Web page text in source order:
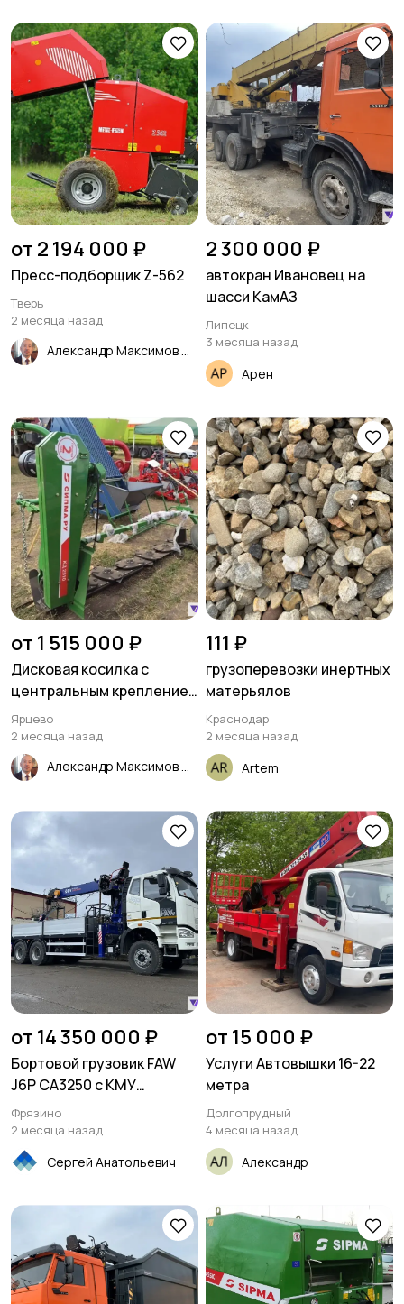
от 2 194 000 ₽
Пресс-подборщик Z-562
Тверь
2 месяца назад
Александр Максимов
2 300 000 ₽
автокран Ивановец на
шасси КамАЗ
Липецк
3 месяца назад
Арен
от 1 515 000 ₽
Дисковая косилка с
центральным креплением
бруса - SIPMA KD 3025
SPRINT (Сипма)
Ярцево
2 месяца назад
Александр Максимов
111 ₽
грузоперевозки инертных
матерьялов
Краснодар
2 месяца назад
Artem
от 14 350 000 ₽
Бортовой грузовик FAW
J6P CA3250 с КМУ
DongYang
Фрязино
2 месяца назад
Сергей Анатольевич
от 15 000 ₽
Услуги Автовышки 16-22
метра
Долгопрудный
4 месяца назад
Александр